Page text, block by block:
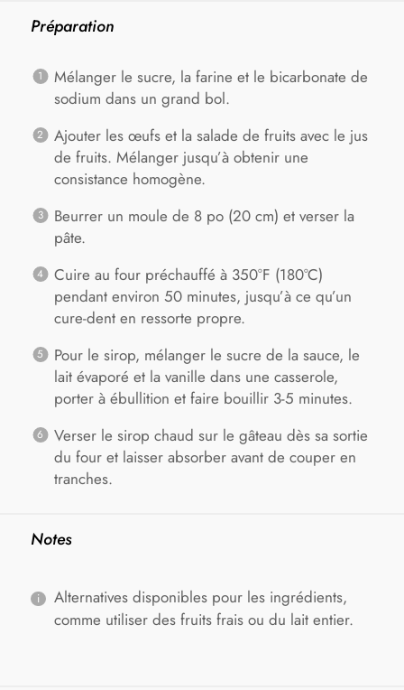
Préparation
Mélanger le sucre, la farine et le bicarbonate de
sodium dans un grand bol.
Ajouter les œufs et la salade de fruits avec le jus
de fruits. Mélanger jusqu’à obtenir une
consistance homogène.
Beurrer un moule de 8 po (20 cm) et verser la
pâte.
Cuire au four préchauffé à 350°F (180°C)
pendant environ 50 minutes, jusqu’à ce qu’un
cure-dent en ressorte propre.
Pour le sirop, mélanger le sucre de la sauce, le
lait évaporé et la vanille dans une casserole,
porter à ébullition et faire bouillir 3-5 minutes.
Verser le sirop chaud sur le gâteau dès sa sortie
du four et laisser absorber avant de couper en
tranches.
Notes
Alternatives disponibles pour les ingrédients,
comme utiliser des fruits frais ou du lait entier.